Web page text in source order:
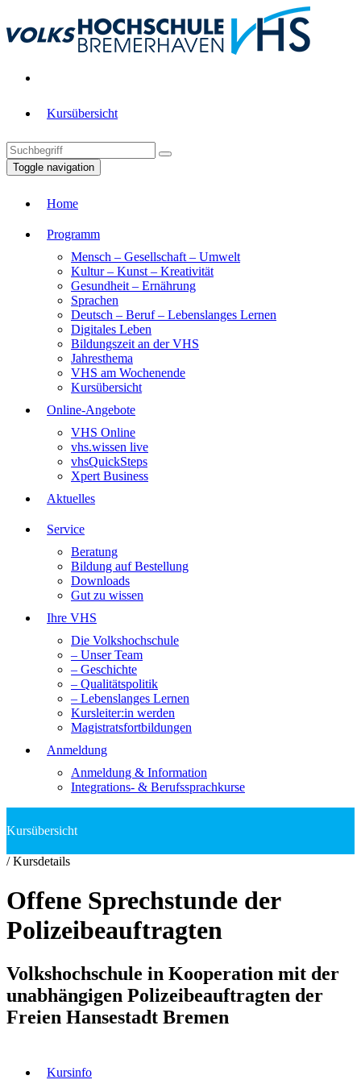
Kursübersicht
Toggle navigation
Home
Programm
Mensch – Gesellschaft – Umwelt
Kultur – Kunst – Kreativität
Gesundheit – Ernährung
Sprachen
Deutsch – Beruf – Lebenslanges Lernen
Digitales Leben
Bildungszeit an der VHS
Jahresthema
VHS am Wochenende
Kursübersicht
Online-Angebote
VHS Online
vhs.wissen live
vhsQuickSteps
Xpert Business
Aktuelles
Service
Beratung
Bildung auf Bestellung
Downloads
Gut zu wissen
Ihre VHS
Die Volkshochschule
– Unser Team
– Geschichte
– Qualitätspolitik
– Lebenslanges Lernen
Kursleiter:in werden
Magistratsfortbildungen
Anmeldung
Anmeldung & Information
Integrations- & Berufssprachkurse
/Kursdetails
Offene Sprechstunde der
Polizeibeauftragten
Volkshochschule in Kooperation mit der
unabhängigen Polizeibeauftragten der
Freien Hansestadt Bremen
Kursinfo